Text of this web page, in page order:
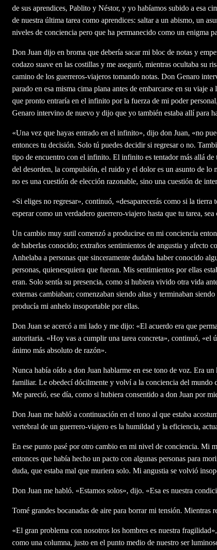
de sus aprendices, Pablito y Néstor, y yo habíamos subido a esa
de nuestra última tarea como aprendices: saltar a un abismo, un
niveles de conciencia pero que ha permanecido como un enigma
Don Juan dijo en broma que debería sacar mi bloc de notas y
codazo suave en las costillas y me aseguró, mientras ocultaba su
camino de los guerreros-viajeros tomando notas. Don Genaro
parado en esa misma cima plana antes de embarcarse en su
que pronto entraría en el infinito por la fuerza de mi poder
Genaro intervino de nuevo y dijo que yo también estaba allí para
«Una vez que hayas entrado en el infinito», dijo don Juan, «no
entonces tu decisión. Solo tú puedes decidir si regresar o no.
tipo de encuentro con el infinito. El infinito es tentador más allá
del desorden, la compulsión, el ruido y el dolor es un asunto de lo
no es una cuestión de elección razonable, sino una cuestión de
«Si eliges no regresar», continuó, «desaparecerás como si la
esperar como un verdadero guerrero-viajero hasta que tu tarea,
Un cambio muy sutil comenzó a producirse en mi conciencia
de haberlas conocido; extraños sentimientos de angustia y afecto
Anhelaba a personas que sinceramente dudaba haber conocido
personas, quienesquiera que fueran. Mis sentimientos por ellas
eran. Solo sentía su presencia, como si hubiera vivido otra vida
externas cambiaban; comenzaban siendo altas y terminaban
producía mi anhelo insoportable por ellas.
Don Juan se acercó a mi lado y me dijo: «El acuerdo era que
autoritaria. «Hoy vas a cumplir una tarea concreta», continuó, «el
ánimo más absoluto de razón».
Nunca había oído a don Juan hablarme en ese tono de voz. Era
familiar. Le obedecí dócilmente y volví a la conciencia del mundo
Me pareció, ese día, como si hubiera consentido a don Juan por
Don Juan me habló a continuación en el tono al que estaba
vertebral de un guerrero-viajero es la humildad y la eficiencia,
En ese punto pasé por otro cambio en mi nivel de conciencia. Mi
entonces que había hecho un pacto con algunas personas para
duda, que estaba mal que muriera solo. Mi angustia se volvió
Don Juan me habló. «Estamos solos», dijo. «Esa es nuestra
Tomé grandes bocanadas de aire para borrar mi tensión. Mientras
«El gran problema con nosotros los hombres es nuestra
como una columna, justo en el punto medio de nuestro ser